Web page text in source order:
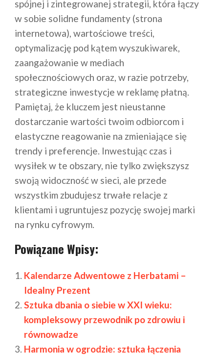
spójnej i zintegrowanej strategii, która łączy
w sobie solidne fundamenty (strona
internetowa), wartościowe treści,
optymalizację pod kątem wyszukiwarek,
zaangażowanie w mediach
społecznościowych oraz, w razie potrzeby,
strategiczne inwestycje w reklamę płatną.
Pamiętaj, że kluczem jest nieustanne
dostarczanie wartości twoim odbiorcom i
elastyczne reagowanie na zmieniające się
trendy i preferencje. Inwestując czas i
wysiłek w te obszary, nie tylko zwiększysz
swoją widoczność w sieci, ale przede
wszystkim zbudujesz trwałe relacje z
klientami i ugruntujesz pozycję swojej marki
na rynku cyfrowym.
Powiązane Wpisy:
Kalendarze Adwentowe z Herbatami –
Idealny Prezent
Sztuka dbania o siebie w XXI wieku:
kompleksowy przewodnik po zdrowiu i
równowadze
Harmonia w ogrodzie: sztuka łączenia